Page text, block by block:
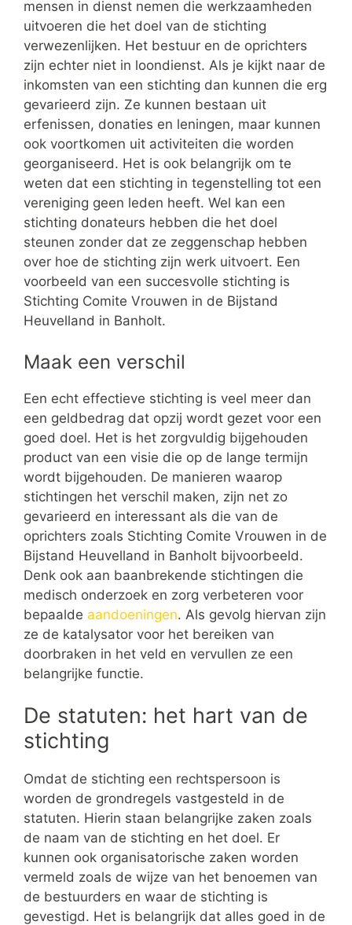
mensen in dienst nemen die werkzaamheden
uitvoeren die het doel van de stichting
verwezenlijken. Het bestuur en de oprichters
zijn echter niet in loondienst. Als je kijkt naar de
inkomsten van een stichting dan kunnen die erg
gevarieerd zijn. Ze kunnen bestaan uit
erfenissen, donaties en leningen, maar kunnen
ook voortkomen uit activiteiten die worden
georganiseerd. Het is ook belangrijk om te
weten dat een stichting in tegenstelling tot een
vereniging geen leden heeft. Wel kan een
stichting donateurs hebben die het doel
steunen zonder dat ze zeggenschap hebben
over hoe de stichting zijn werk uitvoert. Een
voorbeeld van een succesvolle stichting is
Stichting Comite Vrouwen in de Bijstand
Heuvelland in Banholt.
Maak een verschil
Een echt effectieve stichting is veel meer dan
een geldbedrag dat opzij wordt gezet voor een
goed doel. Het is het zorgvuldig bijgehouden
product van een visie die op de lange termijn
wordt bijgehouden. De manieren waarop
stichtingen het verschil maken, zijn net zo
gevarieerd en interessant als die van de
oprichters zoals Stichting Comite Vrouwen in de
Bijstand Heuvelland in Banholt bijvoorbeeld.
Denk ook aan baanbrekende stichtingen die
medisch onderzoek en zorg verbeteren voor
bepaalde aandoeningen. Als gevolg hiervan zijn
ze de katalysator voor het bereiken van
doorbraken in het veld en vervullen ze een
belangrijke functie.
De statuten: het hart van de
stichting
Omdat de stichting een rechtspersoon is
worden de grondregels vastgesteld in de
statuten. Hierin staan belangrijke zaken zoals
de naam van de stichting en het doel. Er
kunnen ook organisatorische zaken worden
vermeld zoals de wijze van het benoemen van
de bestuurders en waar de stichting is
gevestigd. Het is belangrijk dat alles goed in de